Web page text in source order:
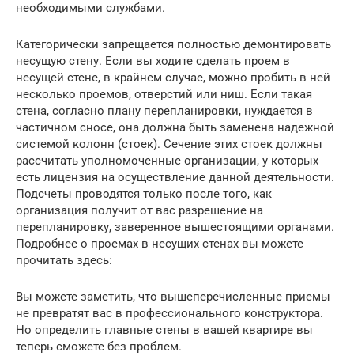
необходимыми службами.
Категорически запрещается полностью демонтировать
несущую стену. Если вы ходите сделать проем в
несущей стене, в крайнем случае, можно пробить в ней
несколько проемов, отверстий или ниш. Если такая
стена, согласно плану перепланировки, нуждается в
частичном сносе, она должна быть заменена надежной
системой колонн (стоек). Сечение этих стоек должны
рассчитать уполномоченные организации, у которых
есть лицензия на осуществление данной деятельности.
Подсчеты проводятся только после того, как
организация получит от вас разрешение на
перепланировку, заверенное вышестоящими органами.
Подробнее о проемах в несущих стенах вы можете
прочитать здесь:
Вы можете заметить, что вышеперечисленные приемы
не превратят вас в профессионального конструктора.
Но определить главные стены в вашей квартире вы
теперь сможете без проблем.